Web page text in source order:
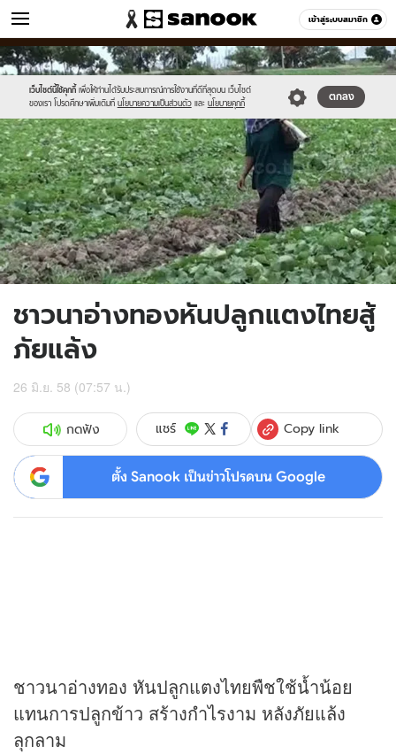
เข้าสู่ระบบสมาชิก
ข่าว หมวดอื่นๆ
เว็บไซต์นี้ใช้คุกกี้ เพื่อให้ท่านได้รับประสบการณ์การใช้งานที่ดีที่สุดบน เว็บไซต์
ของเรา โปรดศึกษาเพิ่มเติมที่ นโยบายความเป็นส่วนตัว และ นโยบายคุกกี้
ตกลง
Sanook
//s.isanook.com/sr/0/images/logo-
new-
sanook.png
600
60
//s.isanook.com/ns/0/ud/363/1818911/627549-
01.jpg
ชาวนาอ่างทองหันปลูกแตงไทยสู้
ภัยแล้ง
26 มิ.ย. 58 (07:57 น.)
กดฟัง แชร์ Copy link
ตั้ง Sanook เป็นข่าวโปรดบน Google
ชาวนาอ่างทอง หันปลูกแตงไทยพืชใช้น้ำน้อย
แทนการปลูกข้าว สร้างกำไรงาม หลังภัยแล้ง
ลุกลาม